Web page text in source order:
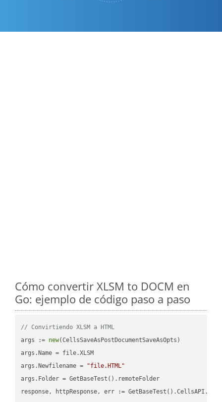
Cómo convertir XLSM to DOCM en
Go: ejemplo de código paso a paso
// Convirtiendo XLSM a HTML
args := new(CellsSaveAsPostDocumentSaveAsOpts)
args.Name = file.XLSM
args.Newfilename =
"file.HTML"
args.Folder = GetBaseTest().remoteFolder
response, httpResponse, err :=